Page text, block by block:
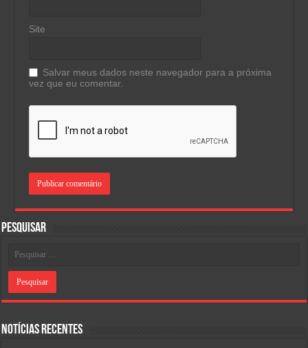
Site
Salvar meus dados neste navegador para a próxima
vez que eu comentar.
Pesquisar
Notícias Recentes